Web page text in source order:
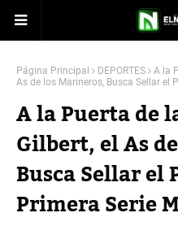
Página Principal DEPORTES
A la
As de los Marineros, Busca Sellar el
A la Puerta de
Gilbert, el As
Busca Sellar el
Primera Serie